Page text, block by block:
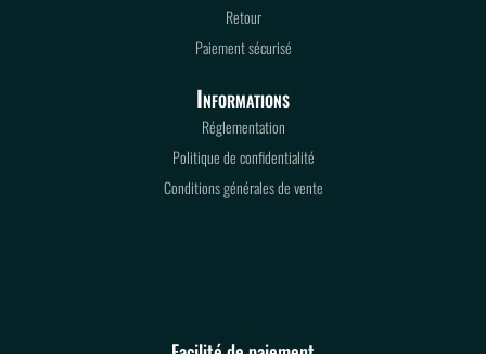
Retour
Paiement sécurisé
Informations
Réglementation
Politique de confidentialité
Conditions générales de vente